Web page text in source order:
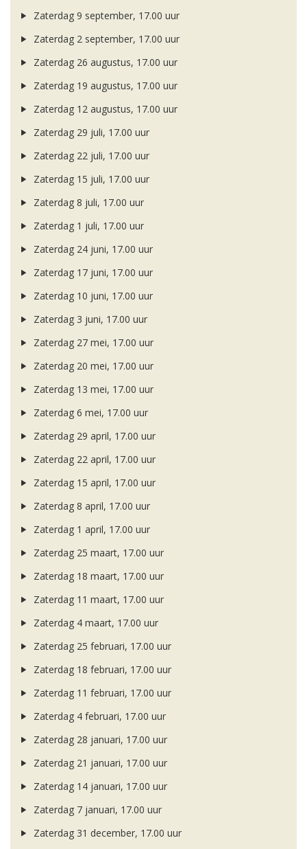
Zaterdag 9 september, 17.00 uur
Zaterdag 2 september, 17.00 uur
Zaterdag 26 augustus, 17.00 uur
Zaterdag 19 augustus, 17.00 uur
Zaterdag 12 augustus, 17.00 uur
Zaterdag 29 juli, 17.00 uur
Zaterdag 22 juli, 17.00 uur
Zaterdag 15 juli, 17.00 uur
Zaterdag 8 juli, 17.00 uur
Zaterdag 1 juli, 17.00 uur
Zaterdag 24 juni, 17.00 uur
Zaterdag 17 juni, 17.00 uur
Zaterdag 10 juni, 17.00 uur
Zaterdag 3 juni, 17.00 uur
Zaterdag 27 mei, 17.00 uur
Zaterdag 20 mei, 17.00 uur
Zaterdag 13 mei, 17.00 uur
Zaterdag 6 mei, 17.00 uur
Zaterdag 29 april, 17.00 uur
Zaterdag 22 april, 17.00 uur
Zaterdag 15 april, 17.00 uur
Zaterdag 8 april, 17.00 uur
Zaterdag 1 april, 17.00 uur
Zaterdag 25 maart, 17.00 uur
Zaterdag 18 maart, 17.00 uur
Zaterdag 11 maart, 17.00 uur
Zaterdag 4 maart, 17.00 uur
Zaterdag 25 februari, 17.00 uur
Zaterdag 18 februari, 17.00 uur
Zaterdag 11 februari, 17.00 uur
Zaterdag 4 februari, 17.00 uur
Zaterdag 28 januari, 17.00 uur
Zaterdag 21 januari, 17.00 uur
Zaterdag 14 januari, 17.00 uur
Zaterdag 7 januari, 17.00 uur
Zaterdag 31 december, 17.00 uur